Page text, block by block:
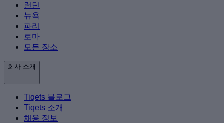
런던
뉴욕
파리
로마
모든 장소
회사 소개
Tiqets 블로그
Tiqets 소개
채용 정보